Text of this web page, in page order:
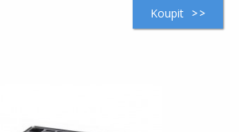
Koupit